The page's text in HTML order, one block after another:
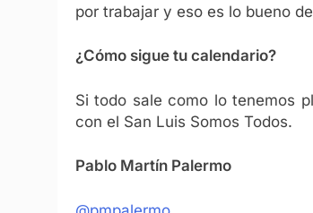
por trabajar y eso es lo bueno
¿Cómo sigue tu calendario?
Si todo sale como lo tenemos
con el San Luis Somos Todos.
Pablo Martín Palermo